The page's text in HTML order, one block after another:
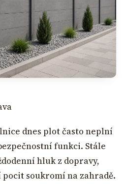
dnes plot často neplní
funkci. Stále
hluk z dopravy,
soukromí na zahradě.